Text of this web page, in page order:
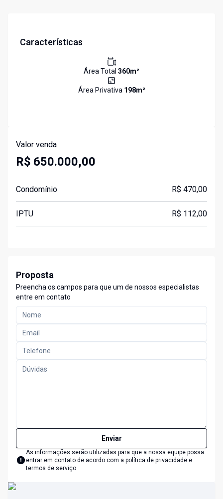
Características
Área Total 360m²
Área Privativa 198m²
Valor venda
R$ 650.000,00
Condomínio R$ 470,00
IPTU R$ 112,00
Proposta
Preencha os campos para que um de nossos especialistas
entre em contato
Enviar
As informações serão utilizadas para que a nossa equipe possa
entrar em contato de acordo com a política de privacidade e
termos de serviço